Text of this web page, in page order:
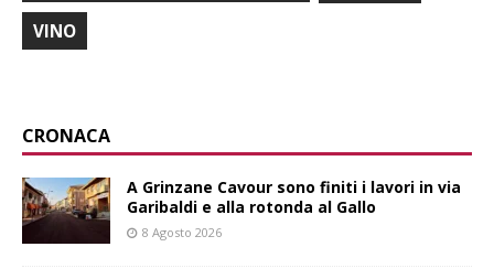
VINO
CRONACA
A Grinzane Cavour sono finiti i lavori in via
Garibaldi e alla rotonda al Gallo
8 Agosto 2026